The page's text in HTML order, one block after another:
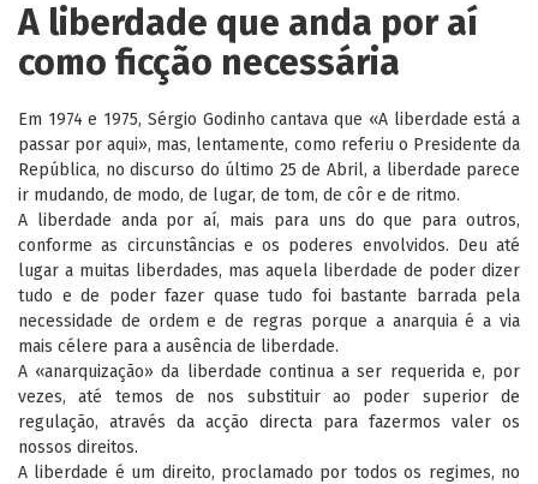
A liberdade que anda por aí
como ficção necessária
Em 1974 e 1975, Sérgio Godinho cantava que «A liberdade está a
passar por aqui», mas, lentamente, como referiu o Presidente da
República, no discurso do último 25 de Abril, a liberdade parece
ir mudando, de modo, de lugar, de tom, de côr e de ritmo.
A liberdade anda por aí, mais para uns do que para outros,
conforme as circunstâncias e os poderes envolvidos. Deu até
lugar a muitas liberdades, mas aquela liberdade de poder dizer
tudo e de poder fazer quase tudo foi bastante barrada pela
necessidade de ordem e de regras porque a anarquia é a via
mais célere para a ausência de liberdade.
A «anarquização» da liberdade continua a ser requerida e, por
vezes, até temos de nos substituir ao poder superior de
regulação, através da acção directa para fazermos valer os
nossos direitos.
A liberdade é um direito, proclamado por todos os regimes, no